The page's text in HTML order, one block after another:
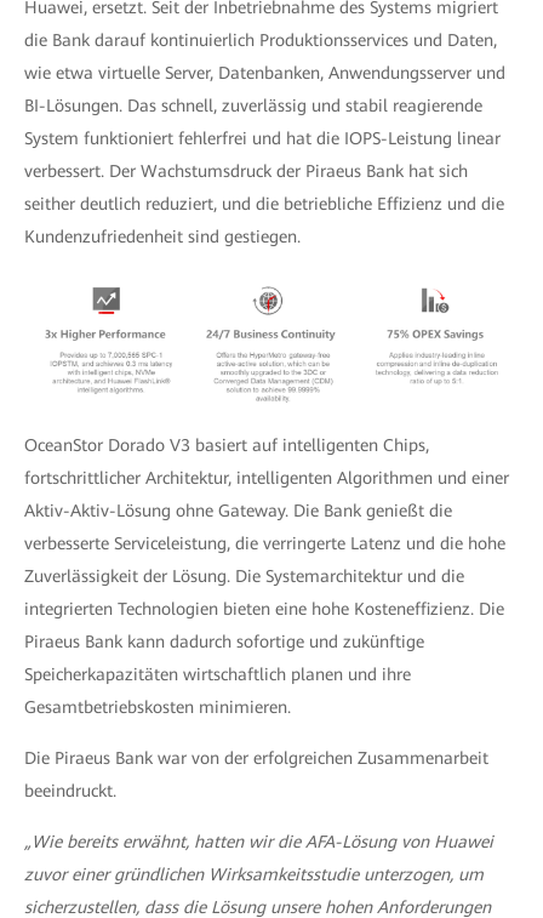
Huawei, ersetzt. Seit der Inbetriebnahme des Systems migriert
die Bank darauf kontinuierlich Produktionsservices und Daten,
wie etwa virtuelle Server, Datenbanken, Anwendungsserver und
BI-Lösungen. Das schnell, zuverlässig und stabil reagierende
System funktioniert fehlerfrei und hat die IOPS-Leistung linear
verbessert. Der Wachstumsdruck der Piraeus Bank hat sich
seither deutlich reduziert, und die betriebliche Effizienz und die
Kundenzufriedenheit sind gestiegen.
OceanStor Dorado V3 basiert auf intelligenten Chips,
fortschrittlicher Architektur, intelligenten Algorithmen und einer
Aktiv-Aktiv-Lösung ohne Gateway. Die Bank genießt die
verbesserte Serviceleistung, die verringerte Latenz und die hohe
Zuverlässigkeit der Lösung. Die Systemarchitektur und die
integrierten Technologien bieten eine hohe Kosteneffizienz. Die
Piraeus Bank kann dadurch sofortige und zukünftige
Speicherkapazitäten wirtschaftlich planen und ihre
Gesamtbetriebskosten minimieren.
Die Piraeus Bank war von der erfolgreichen Zusammenarbeit
beeindruckt.
„Wie bereits erwähnt, hatten wir die AFA-Lösung von Huawei
zuvor einer gründlichen Wirksamkeitsstudie unterzogen, um
sicherzustellen, dass die Lösung unsere hohen Anforderungen